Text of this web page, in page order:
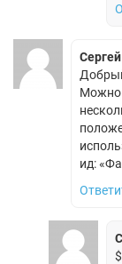
Сергей
Можно
ид: